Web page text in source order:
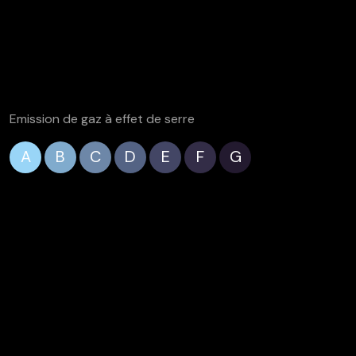
Emission de gaz à effet de serre
A B C D E F G